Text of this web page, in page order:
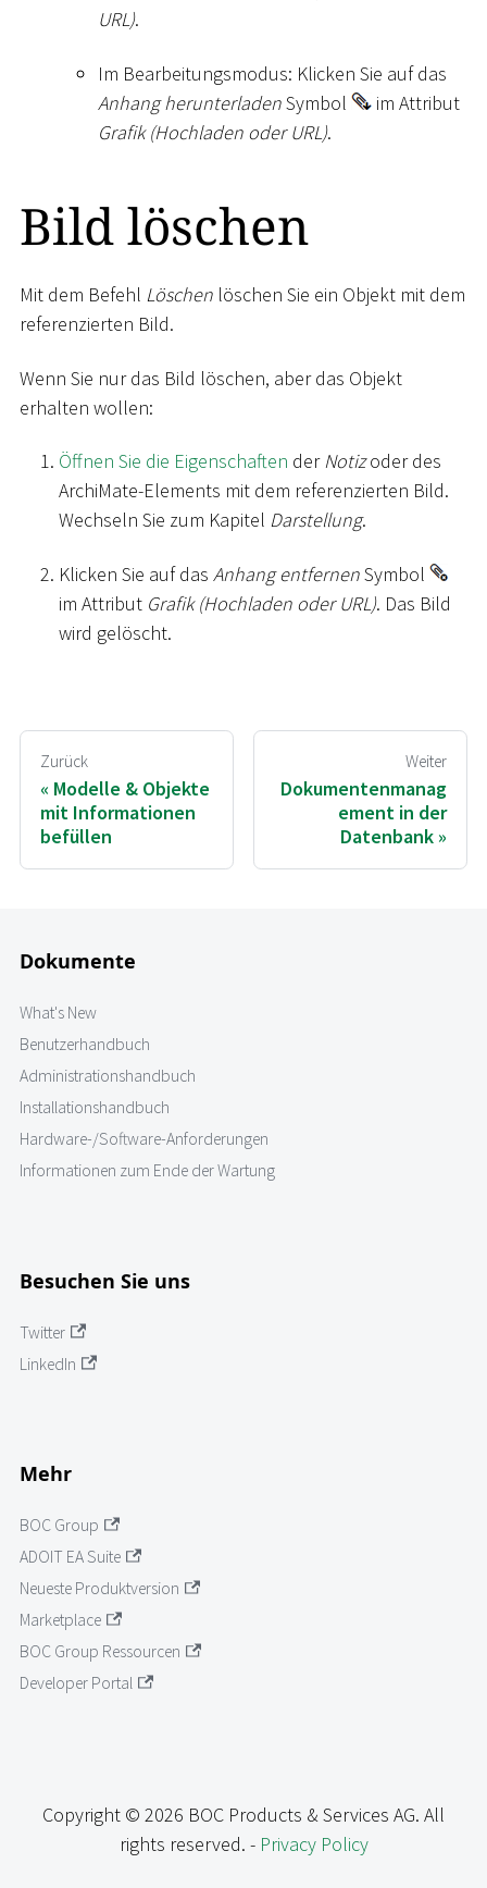
URL).
Im Bearbeitungsmodus: Klicken Sie auf das
Anhang herunterladenSymbol
im Attribut
Grafik (Hochladen oder URL).
Bild löschen
Mit dem Befehl Löschen löschen Sie ein Objekt mit dem
referenzierten Bild.
Wenn Sie nur das Bild löschen, aber das Objekt
erhalten wollen:
Öffnen Sie die Eigenschaften derNotizoder des
ArchiMate-Elements mit dem referenzierten Bild.
Wechseln Sie zum Kapitel Darstellung.
Klicken Sie auf das Anhang entfernenSymbol
im Attribut Grafik (Hochladen oder URL). Das Bild
wird gelöscht.
Zurück
Modelle & Objekte
mit Informationen
befüllen
Weiter
Dokumentenmanag
ement in der
Datenbank
Dokumente
What's New
Benutzerhandbuch
Administrationshandbuch
Installationshandbuch
Hardware-/Software-Anforderungen
Informationen zum Ende der Wartung
Besuchen Sie uns
Twitter
LinkedIn
Mehr
BOC Group
ADOIT EA Suite
Neueste Produktversion
Marketplace
BOC Group Ressourcen
Developer Portal
Copyright © 2026 BOC Products & Services AG. All
rights reserved. - Privacy Policy